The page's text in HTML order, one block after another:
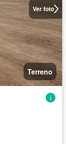
Ver foto
Terreno